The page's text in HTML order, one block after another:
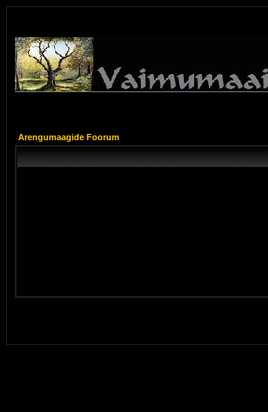
Arengumaagide Foorum